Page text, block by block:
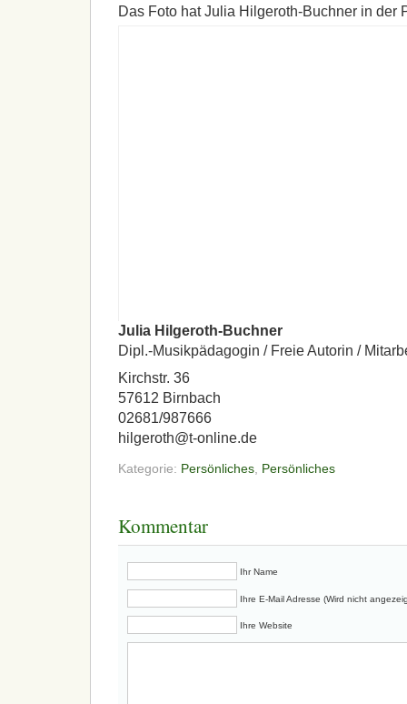
Das Foto hat Julia Hilgeroth-Buchner in der
Julia Hilgeroth-Buchner
Dipl.-Musikpädagogin / Freie Autorin /
Kirchstr. 36
57612 Birnbach
02681/987666
hilgeroth@t-online.de
Kategorie: Persönliches Persönliches
Kommentar
Ihr Name
Ihre E-Mail Adresse (Wird nicht
Ihre Website